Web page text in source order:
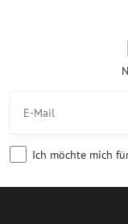
Ich möchte mich